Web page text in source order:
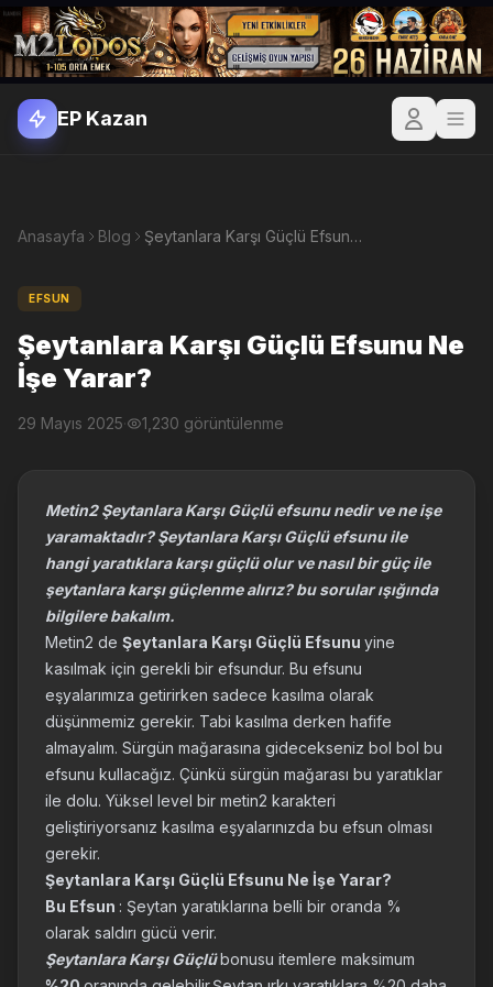
EP Kazan
Anasayfa Blog Şeytanlara Karşı Güçlü Efsunu Ne İşe Yarar?
EFSUN
Şeytanlara Karşı Güçlü Efsunu Ne
İşe Yarar?
29 Mayıs 2025· 1,230 görüntülenme
Metin2 Şeytanlara Karşı Güçlü efsunu nedir ve ne işe
yaramaktadır? Şeytanlara Karşı Güçlü efsunu ile
hangi yaratıklara karşı güçlü olur ve nasıl bir güç ile
şeytanlara karşı güçlenme alırız? bu sorular ışığında
bilgilere bakalım.
Metin2 de Şeytanlara Karşı Güçlü Efsunu yine
kasılmak için gerekli bir efsundur. Bu efsunu
eşyalarımıza getirirken sadece kasılma olarak
düşünmemiz gerekir. Tabi kasılma derken hafife
almayalım. Sürgün mağarasına gidecekseniz bol bol bu
efsunu kullacağız. Çünkü sürgün mağarası bu yaratıklar
ile dolu. Yüksel level bir metin2 karakteri
geliştiriyorsanız kasılma eşyalarınızda bu efsun olması
gerekir.
Şeytanlara Karşı Güçlü Efsunu Ne İşe Yarar?
Bu Efsun : Şeytan yaratıklarına belli bir oranda %
olarak saldırı gücü verir.
Şeytanlara Karşı Güçlübonusu itemlere maksimum